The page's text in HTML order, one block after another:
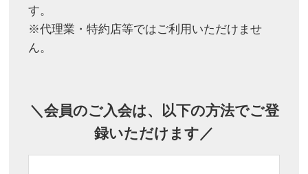
す。
※代理業・特約店等ではご利用いただけませ
ん。
＼会員のご入会は、以下の方法でご登
録いただけます／